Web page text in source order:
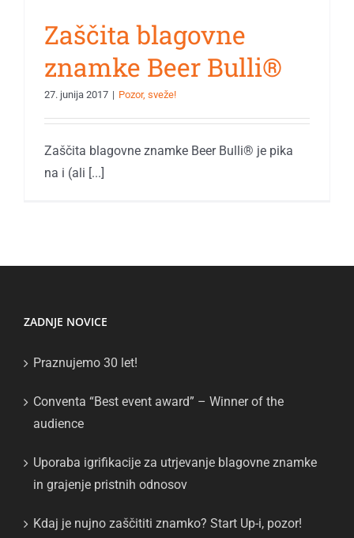
Zaščita blagovne
znamke Beer Bulli®
27. junija 2017 | Pozor, sveže!
Zaščita blagovne znamke Beer Bulli® je pika
na i (ali [...]
ZADNJE NOVICE
Praznujemo 30 let!
Conventa “Best event award” – Winner of the
audience
Uporaba igrifikacije za utrjevanje blagovne znamke
in grajenje pristnih odnosov
Kdaj je nujno zaščititi znamko? Start Up-i, pozor!